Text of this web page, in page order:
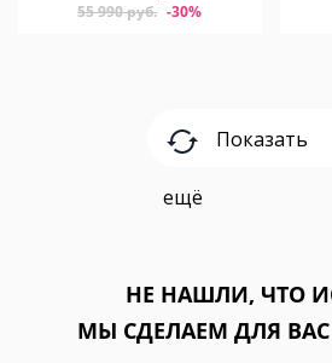
55 990 руб. -30%
Показать
ещё
НЕ НАШЛИ, ЧТО
МЫ СДЕЛАЕМ ДЛЯ